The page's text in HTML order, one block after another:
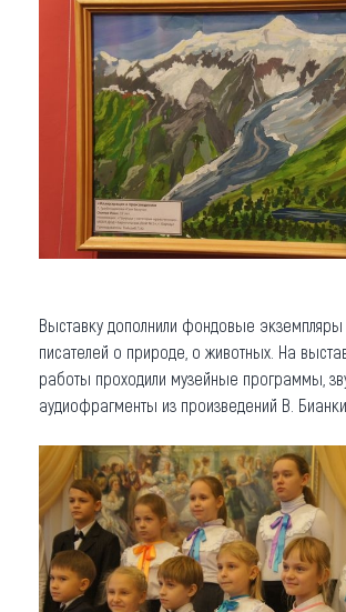
Выставку дополнили фондовые экземпляры
писателей о природе, о животных. На
работы проходили музейные программы,
аудиофрагменты из произведений В.